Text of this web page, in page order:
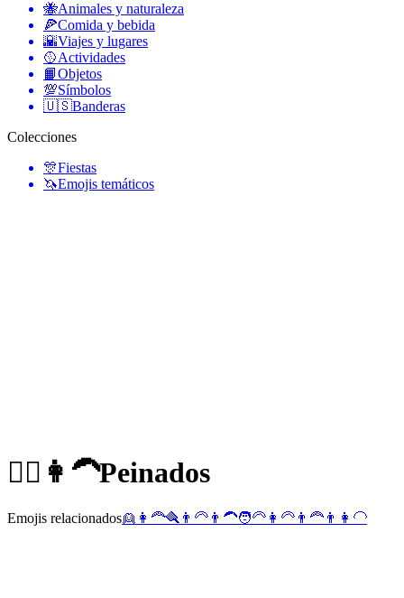
🐝Animales y naturaleza
🍕Comida y bebida
🌇Viajes y lugares
🥎Actividades
📙Objetos
💯Símbolos
🇺🇸Banderas
Colecciones
🎊Fiestas
🦄Emojis temáticos
👱‍♀️👩‍🦱Peinados
Emojis relacionados👱 👩‍🦰🪮 👨‍🦳 👨‍🦱🧑‍🦳 👩‍🦳 👨‍🦰 👨 👩‍🦲